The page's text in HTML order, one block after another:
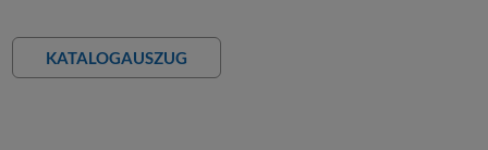
KATALOGAUSZUG